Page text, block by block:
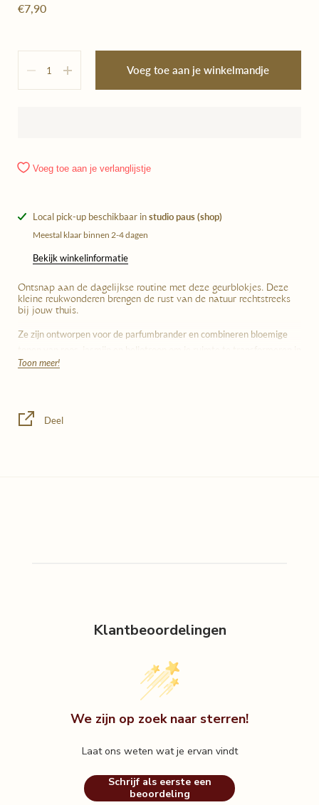
€7,90
Voeg toe aan je winkelmandje
Voeg toe aan je verlanglijstje
Local pick-up beschikbaar instudio paus (shop)
Meestal klaar binnen 2-4 dagen
Bekijk winkelinformatie
Ontsnap aan de dagelijkse routine met deze geurblokjes. Deze
kleine reukwonderen brengen de rust van de natuur rechtstreeks
bij jouw thuis.
Ze zijn ontworpen voor de parfumbrander en combineren bloemige
tonen van roos, jasmijn en heliotroop om je ruimte te transformeren in
een oase van plantenvrede. Een natuurlijke ontsnapping, midden in
100% biologische sojawas
Gebruiksduur: 10 uur
Toon meer!
Deel
Klantbeoordelingen
We zijn op zoek naar sterren!
Laat ons weten wat je ervan vindt
Schrijf als eerste een
beoordeling